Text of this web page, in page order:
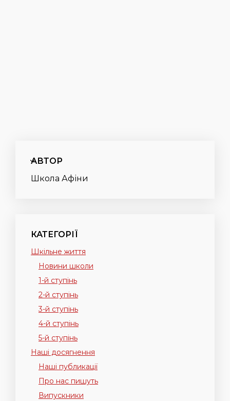
АВТОР
Школа Афіни
КАТЕГОРІЇ
Шкільне життя
Новини школи
1-й ступінь
2-й ступінь
3-й ступінь
4-й ступінь
5-й ступінь
Наші досягнення
Наші публикації
Про нас пишуть
Випускники